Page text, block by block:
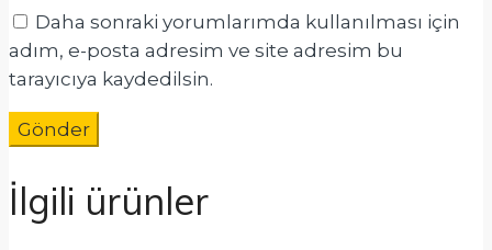
Daha sonraki yorumlarımda kullanılması için
adım, e-posta adresim ve site adresim bu
tarayıcıya kaydedilsin.
İlgili ürünler